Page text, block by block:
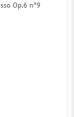
Op.6 n°9